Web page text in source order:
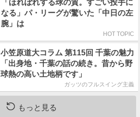
「ほれぼれする球の質。すごい投手に
なる」パ・リーグが驚いた「中日の左
腕」は
HOT TOPIC
小笠原道大コラム 第115回 千葉の魅力
「出身地・千葉の話の続き。昔から野
球熱の高い土地柄です」
ガッツのフルスイング主義
もっと見る